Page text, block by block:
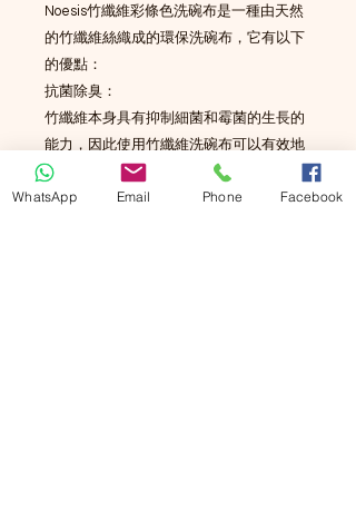
Noesis竹纖維彩條色洗碗布是一種由天然
的竹纖維絲織成的環保洗碗布，它有以下
的優點：
抗菌除臭：
竹纖維本身具有抑制細菌和霉菌的生長的
能力，因此使用竹纖維洗碗布可以有效地
防止碗碟和布料產生異味和發霉。
除油免洗潔精：
WhatsApp Email Phone Facebook